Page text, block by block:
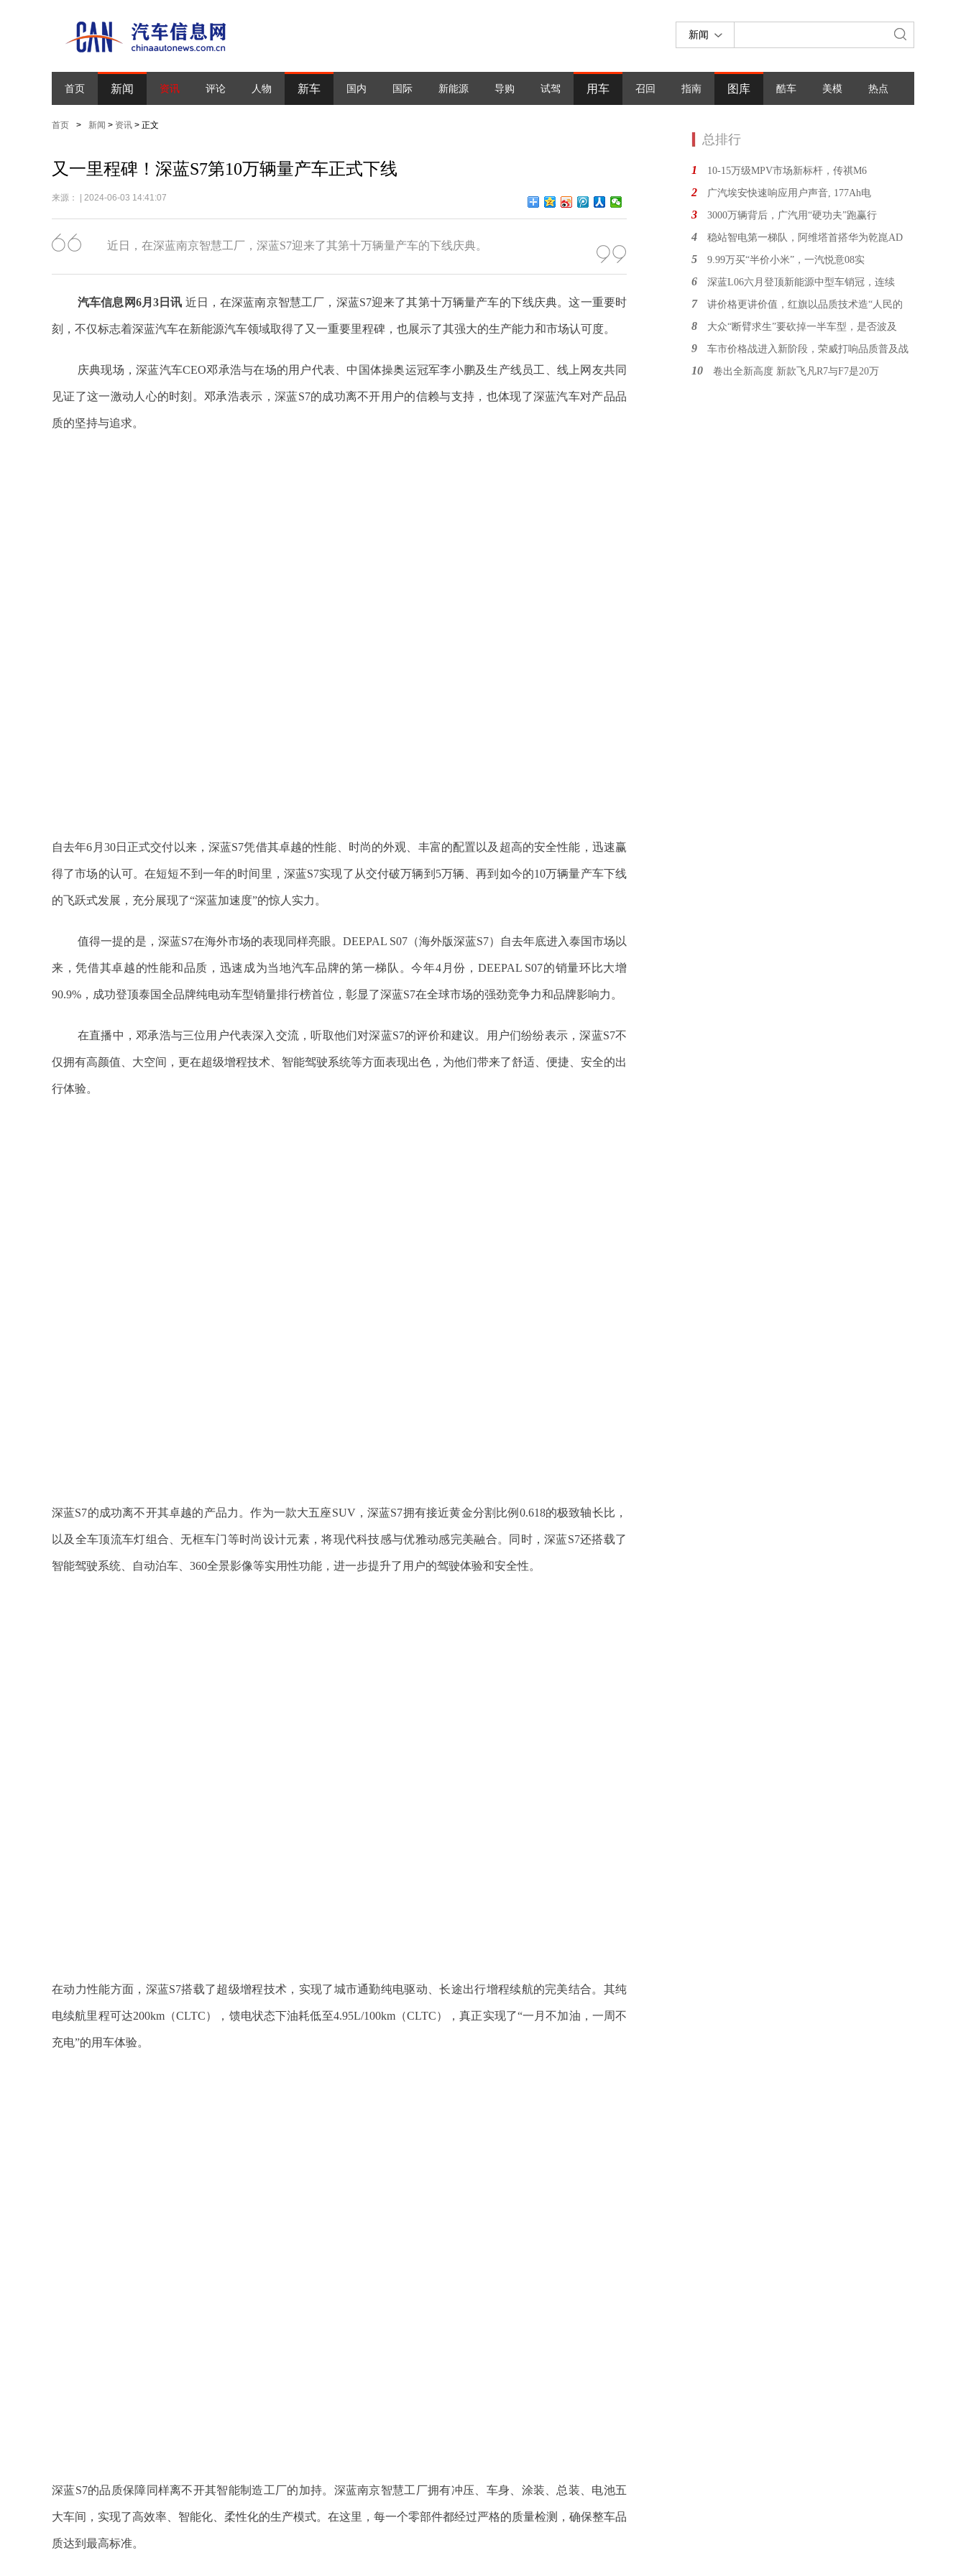
新闻
首页 新闻 资讯 评论 人物 新车 国内 国际 新能源 导购 试驾 用车 召回 指南 图库 酷车 美模 热点
首页 > 新闻 > 资讯 > 正文
又一里程碑！深蓝S7第10万辆量产车正式下线
来源： | 2024-06-03 14:41:07
近日，在深蓝南京智慧工厂，深蓝S7迎来了其第十万辆量产车的下线庆典。
汽车信息网6月3日讯 近日，在深蓝南京智慧工厂，深蓝S7迎来了其第十万辆量产车的下线庆典。这一重要时
刻，不仅标志着深蓝汽车在新能源汽车领域取得了又一重要里程碑，也展示了其强大的生产能力和市场认可度。
庆典现场，深蓝汽车CEO邓承浩与在场的用户代表、中国体操奥运冠军李小鹏及生产线员工、线上网友共同
见证了这一激动人心的时刻。邓承浩表示，深蓝S7的成功离不开用户的信赖与支持，也体现了深蓝汽车对产品品
质的坚持与追求。
自去年6月30日正式交付以来，深蓝S7凭借其卓越的性能、时尚的外观、丰富的配置以及超高的安全性能，迅速赢
得了市场的认可。在短短不到一年的时间里，深蓝S7实现了从交付破万辆到5万辆、再到如今的10万辆量产车下线
的飞跃式发展，充分展现了“深蓝加速度”的惊人实力。
值得一提的是，深蓝S7在海外市场的表现同样亮眼。DEEPAL S07（海外版深蓝S7）自去年底进入泰国市场以
来，凭借其卓越的性能和品质，迅速成为当地汽车品牌的第一梯队。今年4月份，DEEPAL S07的销量环比大增
90.9%，成功登顶泰国全品牌纯电动车型销量排行榜首位，彰显了深蓝S7在全球市场的强劲竞争力和品牌影响力。
在直播中，邓承浩与三位用户代表深入交流，听取他们对深蓝S7的评价和建议。用户们纷纷表示，深蓝S7不
仅拥有高颜值、大空间，更在超级增程技术、智能驾驶系统等方面表现出色，为他们带来了舒适、便捷、安全的出
行体验。
深蓝S7的成功离不开其卓越的产品力。作为一款大五座SUV，深蓝S7拥有接近黄金分割比例0.618的极致轴长比，
以及全车顶流车灯组合、无框车门等时尚设计元素，将现代科技感与优雅动感完美融合。同时，深蓝S7还搭载了
智能驾驶系统、自动泊车、360全景影像等实用性功能，进一步提升了用户的驾驶体验和安全性。
在动力性能方面，深蓝S7搭载了超级增程技术，实现了城市通勤纯电驱动、长途出行增程续航的完美结合。其纯
电续航里程可达200km（CLTC），馈电状态下油耗低至4.95L/100km（CLTC），真正实现了“一月不加油，一周不
充电”的用车体验。
深蓝S7的品质保障同样离不开其智能制造工厂的加持。深蓝南京智慧工厂拥有冲压、车身、涂装、总装、电池五
大车间，实现了高效率、智能化、柔性化的生产模式。在这里，每一个零部件都经过严格的质量检测，确保整车品
质达到最高标准。
总排行
1 10-15万级MPV市场新标杆，传祺M6
2 广汽埃安快速响应用户声音, 177Ah电
3 3000万辆背后，广汽用“硬功夫”跑赢行
4 稳站智电第一梯队，阿维塔首搭华为乾崑AD
5 9.99万买“半价小米”，一汽悦意08实
6 深蓝L06六月登顶新能源中型车销冠，连续
7 讲价格更讲价值，红旗以品质技术造“人民的
8 大众“断臂求生”要砍掉一半车型，是否波及
9 车市价格战进入新阶段，荣威打响品质普及战
10 卷出全新高度 新款飞凡R7与F7是20万